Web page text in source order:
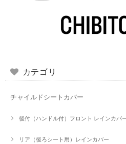
カテゴリ
チャイルドシートカバー
後付（ハンドル付）フロント レインカバ
リア（後ろシート用）レインカバー